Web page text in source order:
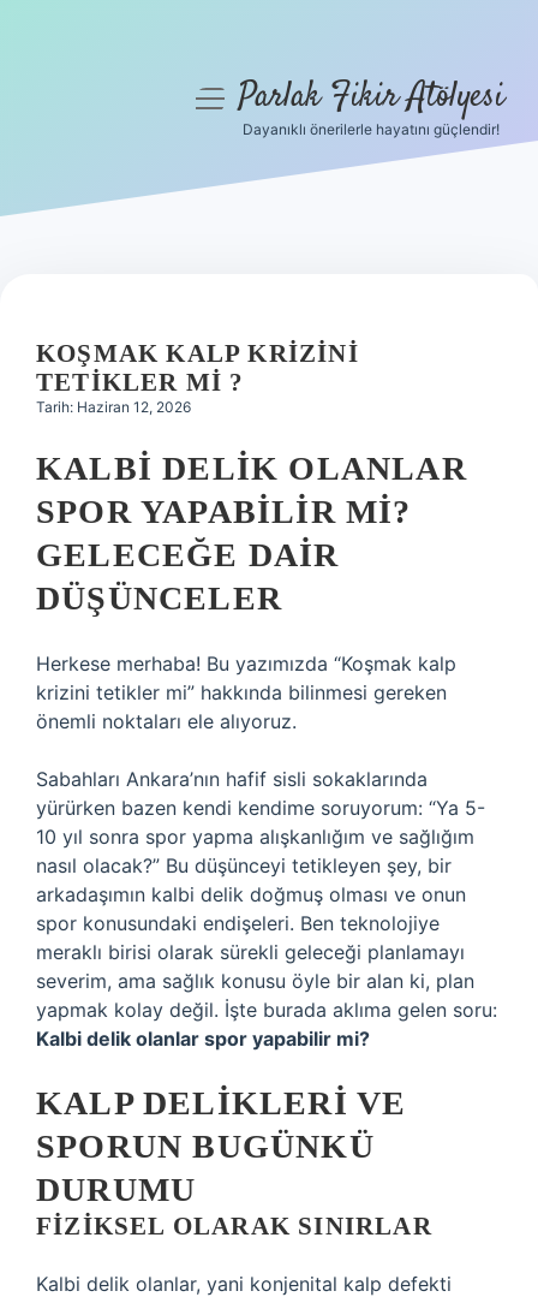
Hakkımızda
menüyüParlak Fikir Atölyesi
Dayanıklı önerilerle hayatını güçlendir!
KOŞMAK KALP KRIZINI
TETIKLER MI ?
Tarih: Haziran 12, 2026
KALBI DELIK OLANLAR
SPOR YAPABILIR MI?
GELECEĞE DAIR
DÜŞÜNCELER
Herkese merhaba! Bu yazımızda “Koşmak kalp
krizini tetikler mi” hakkında bilinmesi gereken
önemli noktaları ele alıyoruz.
Sabahları Ankara’nın hafif sisli sokaklarında
yürürken bazen kendi kendime soruyorum: “Ya 5-
10 yıl sonra spor yapma alışkanlığım ve sağlığım
nasıl olacak?” Bu düşünceyi tetikleyen şey, bir
arkadaşımın kalbi delik doğmuş olması ve onun
spor konusundaki endişeleri. Ben teknolojiye
meraklı birisi olarak sürekli geleceği planlamayı
severim, ama sağlık konusu öyle bir alan ki, plan
yapmak kolay değil. İşte burada aklıma gelen soru:
Kalbi delik olanlar spor yapabilir mi?
KALP DELIKLERI VE
SPORUN BUGÜNKÜ
DURUMU
FIZIKSEL OLARAK SINIRLAR
Kalbi delik olanlar, yani konjenital kalp defekti